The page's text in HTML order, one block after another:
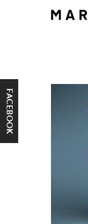
FACEBOOK